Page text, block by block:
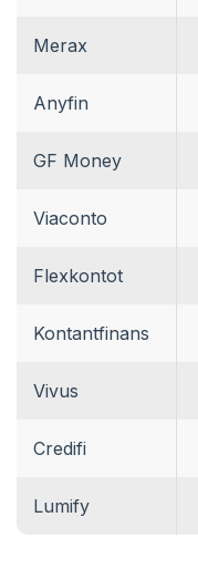
Merax
Anyfin
GF Money
Viaconto
Flexkontot
Kontantfinans
Vivus
Credifi
Lumify